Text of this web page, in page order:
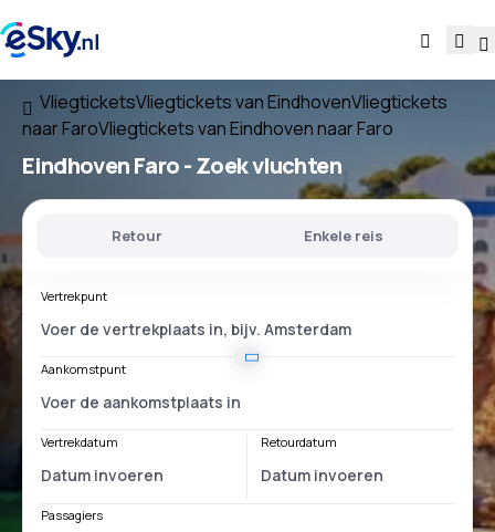
VliegticketsVliegtickets van EindhovenVliegtickets
naar FaroVliegtickets van Eindhoven naar Faro
Eindhoven Faro- Zoek vluchten
Retour Enkele reis
Vertrekpunt
Aankomstpunt
Vertrekdatum Retourdatum
Passagiers